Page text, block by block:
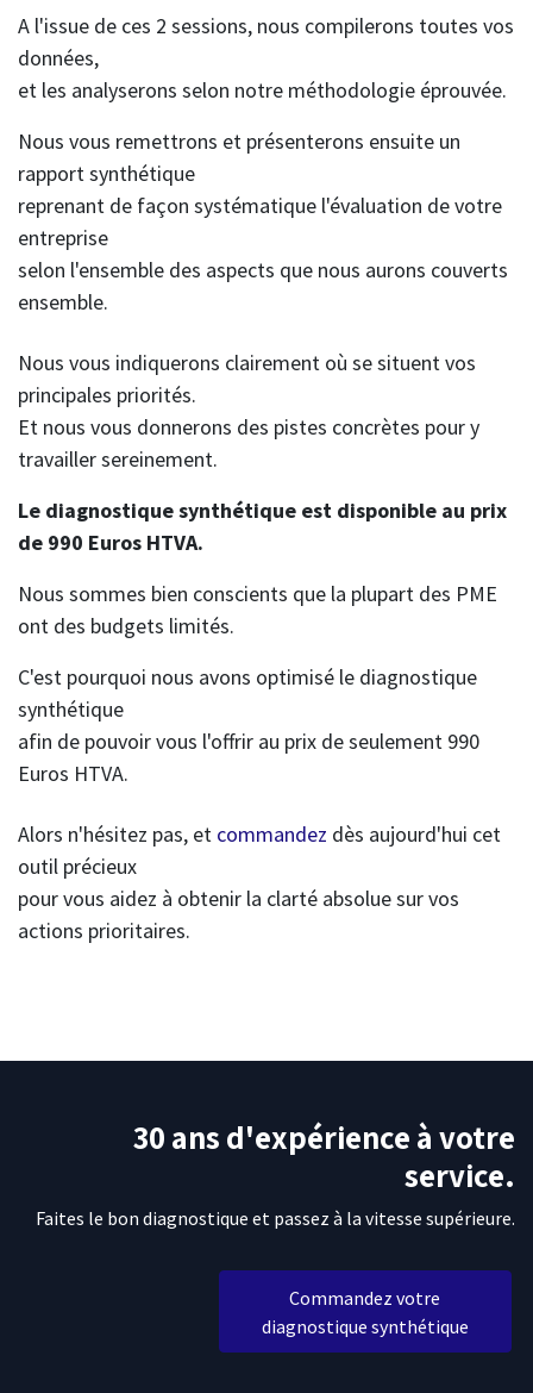
A l'issue de ces 2 sessions, nous compilerons toutes vos
données,
et les analyserons selon notre méthodologie éprouvée.
Nous vous remettrons et présenterons ensuite un
rapport synthétique
reprenant de façon systématique l'évaluation de votre
entreprise
selon l'ensemble des aspects que nous aurons couverts
ensemble.
Nous vous indiquerons clairement où se situent vos
principales priorités.
Et nous vous donnerons des pistes concrètes pour y
travailler sereinement.
Le diagnostique synthétique est disponible au prix
de 990 Euros HTVA.
Nous sommes bien conscients que la plupart des PME
ont des budgets limités.
C'est pourquoi nous avons optimisé le diagnostique
synthétique
afin de pouvoir vous l'offrir au prix de seulement 990
Euros HTVA.
Alors n'hésitez pas, et commandez dès aujourd'hui cet
outil précieux
pour vous aidez à obtenir la clarté absolue sur vos
actions prioritaires.
30 ans d'expérience à votre
service.
Faites le bon diagnostique et passez à la vitesse supérieure.
Commandez votre
diagnostique synthétique